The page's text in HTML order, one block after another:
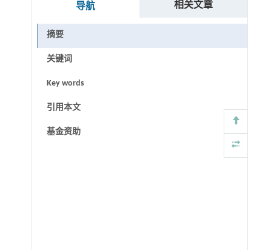
导航 相关文章
摘要
关键词
Key words
引用本文
基金资助